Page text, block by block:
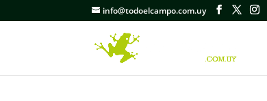
info@todoelcampo.com.uy